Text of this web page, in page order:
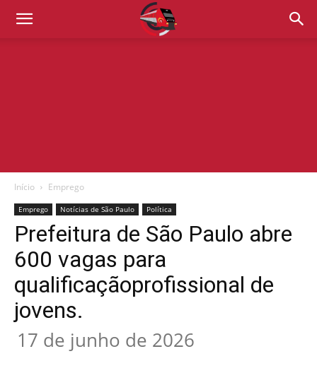
Início Emprego
Emprego Notícias de São Paulo Política
Prefeitura de São Paulo abre
600 vagas para
qualificaçãoprofissional de
jovens.
17 de junho de 2026